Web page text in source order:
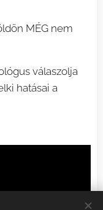
MÉG nem
válaszolja
hatásai a